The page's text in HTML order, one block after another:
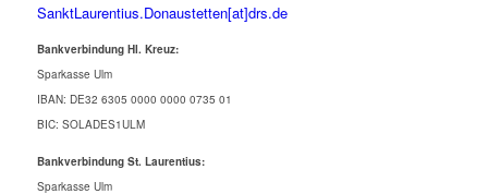
SanktLaurentius.Donaustetten[at]drs.de
Bankverbindung Hl. Kreuz:
Sparkasse Ulm
IBAN: DE32 6305 0000 0000 0735 01
BIC: SOLADES1ULM
Bankverbindung St. Laurentius:
Sparkasse Ulm